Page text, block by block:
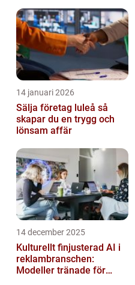
14 januari 2026
Sälja företag luleå så
skapar du en trygg och
lönsam affär
14 december 2025
Kulturellt finjusterad AI i
reklambranschen:
Modeller tränade för